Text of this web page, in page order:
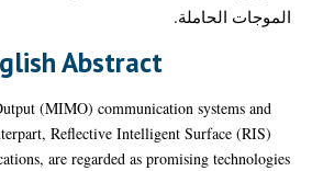
الموجات الحاملة.
Abstract
(MIMO) communication systems and
Reflective Intelligent Surface (RIS)
are regarded as promising technologies